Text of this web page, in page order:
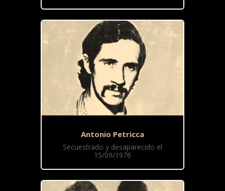
Antonio Petricca
Secuestrado y desaparecido el
15/09/1976